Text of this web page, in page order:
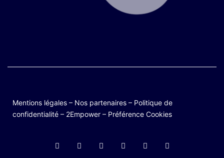
Mentions légales – Nos partenaires – Politique de
confidentialité – 2Empower – Préférence Cookies